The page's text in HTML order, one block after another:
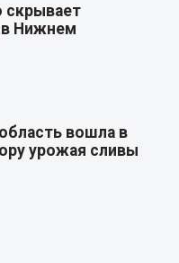
скрывает
в Нижнем
вошла в
урожая сливы